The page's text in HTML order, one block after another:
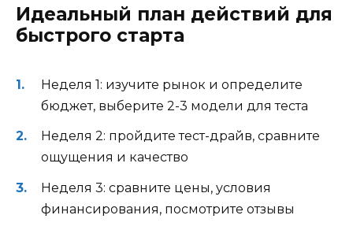
Идеальный план действий для
быстрого старта
Неделя 1: изучите рынок и определите
бюджет, выберите 2-3 модели для теста
Неделя 2: пройдите тест-драйв, сравните
ощущения и качество
Неделя 3: сравните цены, условия
финансирования, посмотрите отзывы